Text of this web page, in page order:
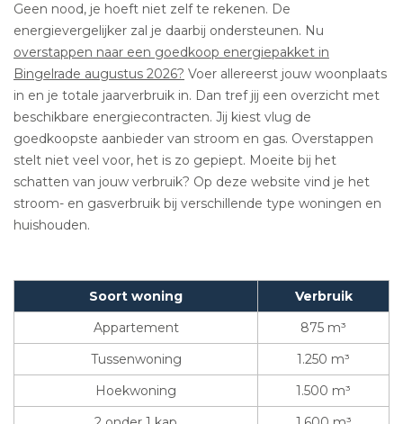
Geen nood, je hoeft niet zelf te rekenen. De
energievergelijker zal je daarbij ondersteunen. Nu
overstappen naar een goedkoop energiepakket in
Bingelrade augustus 2026? Voer allereerst jouw woonplaats
in en je totale jaarverbruik in. Dan tref jij een overzicht met
beschikbare energiecontracten. Jij kiest vlug de
goedkoopste aanbieder van stroom en gas. Overstappen
stelt niet veel voor, het is zo gepiept. Moeite bij het
schatten van jouw verbruik? Op deze website vind je het
stroom- en gasverbruik bij verschillende type woningen en
huishouden.
Soort woning
Verbruik
Appartement
875 m³
Tussenwoning
1.250 m³
Hoekwoning
1.500 m³